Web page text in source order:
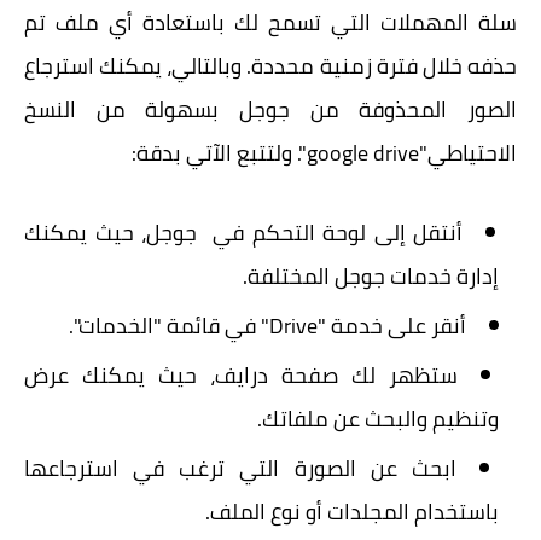
سلة المهملات التي تسمح لك باستعادة أي ملف تم
حذفه خلال فترة زمنية محددة. وبالتالي، يمكنك استرجاع
الصور المحذوفة من جوجل بسهولة من النسخ
الاحتياطي"google drive". ولتتبع الآتي بدقة:
أنتقل إلى لوحة التحكم في جوجل، حيث يمكنك
إدارة خدمات جوجل المختلفة.
أنقر على خدمة "Drive" في قائمة "الخدمات".
ستظهر لك صفحة درايف، حيث يمكنك عرض
وتنظيم والبحث عن ملفاتك.
ابحث عن الصورة التي ترغب في استرجاعها
باستخدام المجلدات أو نوع الملف.